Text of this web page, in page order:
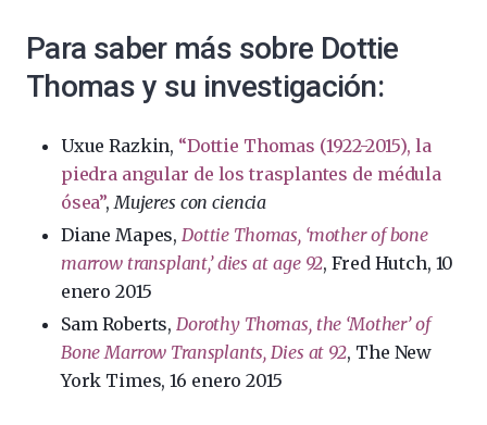
Para saber más sobre Dottie
Thomas y su investigación:
Uxue Razkin, “Dottie Thomas (1922-2015), la
piedra angular de los trasplantes de médula
ósea”,Mujeres con ciencia
Diane Mapes,Dottie Thomas, ‘mother of bone
marrow transplant,’ dies at age 92, Fred Hutch, 10
enero 2015
Sam Roberts,Dorothy Thomas, the ‘Mother’ of
Bone Marrow Transplants, Dies at 92, The New
York Times, 16 enero 2015